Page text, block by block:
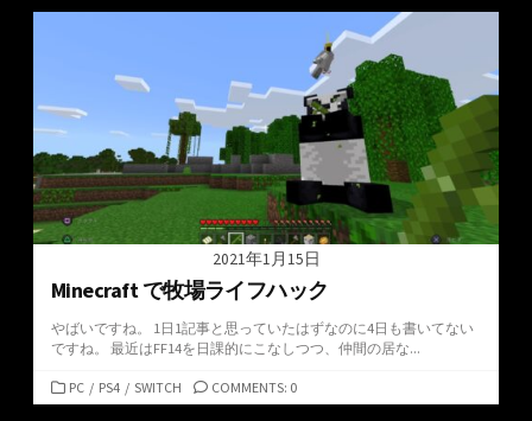
ゴ
2021年1月15日
Minecraft で牧場ライフハック
やばいですね。 1日1記事と思っていたはずなのに4日も書いてない
ですね。 最近はFF14を日課的にこなしつつ、仲間の居な...
カ
テ
PC / PS4 / SWITCH COMMENTS: 0